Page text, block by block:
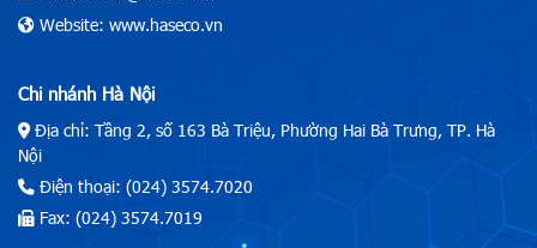
Website: www.haseco.vn
Chi nhánh Hà Nội
Địa chỉ: Tầng 2, số 163 Bà Triệu, Phường Hai Bà Trưng, TP. Hà
Nội
Điện thoại: (024) 3574.7020
Fax: (024) 3574.7019